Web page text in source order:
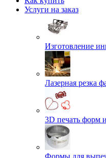
Услуги на заказ
Изготовление
Лазерная резка
3D печать форм
Формы для